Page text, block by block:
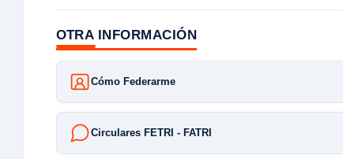
OTRA INFORMACIÓN
Cómo Federarme
Circulares FETRI - FATRI